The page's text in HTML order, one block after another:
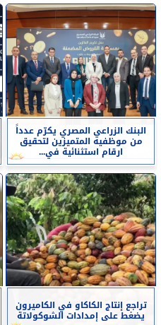
البنك الزراعي المصري يكرّم عدداً
من موظفيه المتميزين لتحقيق
ارقام استثنائية في...
تراجع إنتاج الكاكاو في الكاميرون
يضغط على إمدادات الشوكولاتة